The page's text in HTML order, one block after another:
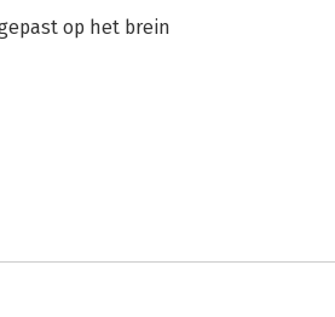
op het brein